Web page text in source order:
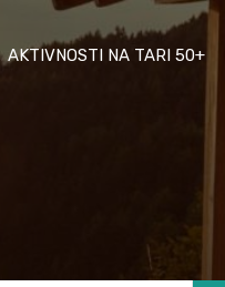
AKTIVNOSTI NA TARI 50+